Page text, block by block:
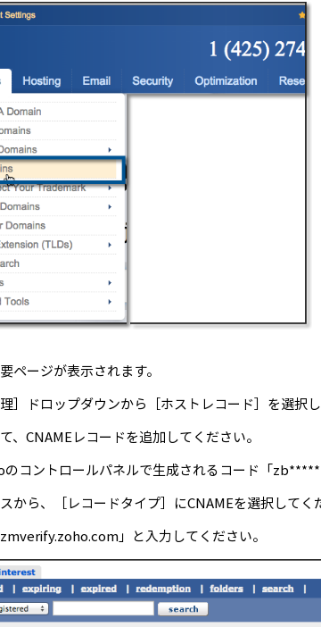
ページが表示されます。
］ドロップダウンから［ホストレコード］を選択し
、CNAMEレコードを追加してください。
のコントロールパネルで生成されるコード「
から、［レコードタイプ］にCNAMEを選択してく
」と入力してください。